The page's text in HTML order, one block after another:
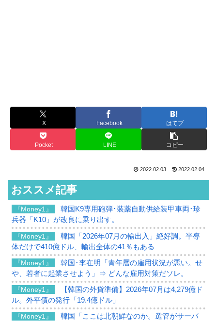
X Facebook はてブ
Pocket LINE コピー
2022.02.03 2022.02.04
おススメ記事
『Money1』
韓国K9専用砲弾･装薬自動供給装甲車両･珍
兵器「K10」が改良に乗り出す。
『Money1』
韓国「2026年07月の輸出入」絶好調。半導
体だけで410億ドル、輸出全体の41％もある
『Money1』
韓国･李在明「青年層の雇用状況が悪い。せ
や、若者に起業させよう」⇒ どんな雇用対策だソレ。
『Money1』
【韓国の外貨準備】2026年07月は4,279億ド
ル。外平債の発行「19.4億ドル」
『Money1』
韓国「ここは北朝鮮なのか。選管がサーバ